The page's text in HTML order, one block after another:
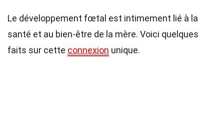
Le développement fœtal est intimement lié à la
santé et au bien-être de la mère. Voici quelques
faits sur cette connexion unique.